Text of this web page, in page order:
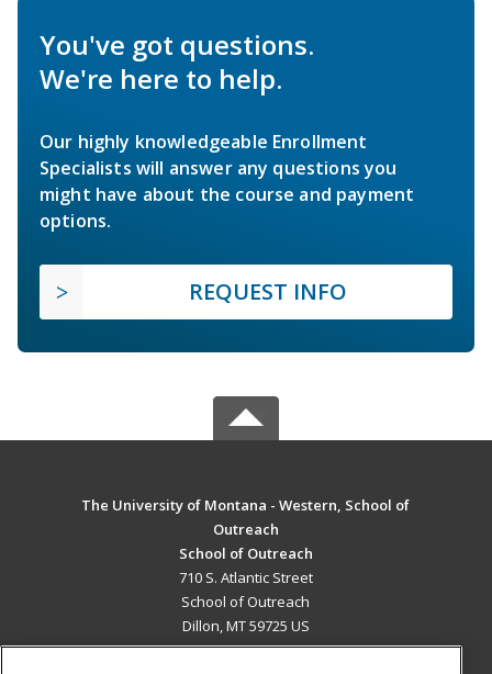
You've got questions.
We're here to help.
Our highly knowledgeable Enrollment
Specialists will answer any questions you
might have about the course and payment
options.
REQUEST INFO
The University of Montana - Western, School of
Outreach
School of Outreach
710 S. Atlantic Street
School of Outreach
Dillon, MT 59725 US